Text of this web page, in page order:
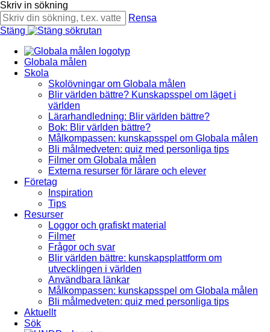
Skriv in sökning
Rensa
Stäng
Globala målen
Skola
Skolövningar om Globala målen
Blir världen bättre? Kunskapsspel om läget i
världen
Lärarhandledning: Blir världen bättre?
Bok: Blir världen bättre?
Målkompassen: kunskapsspel om Globala målen
Bli målmedveten: quiz med personliga tips
Filmer om Globala målen
Externa resurser för lärare och elever
Företag
Inspiration
Tips
Resurser
Loggor och grafiskt material
Filmer
Frågor och svar
Blir världen bättre: kunskapsplattform om
utvecklingen i världen
Användbara länkar
Målkompassen: kunskapsspel om Globala målen
Bli målmedveten: quiz med personliga tips
Aktuellt
Sök